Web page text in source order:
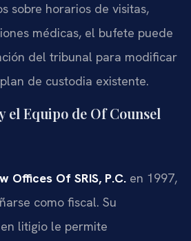
sobre horarios de visitas,
médicas, el bufete puede
del tribunal para modificar
de custodia existente.
el Equipo de Of Counsel
Offices Of SRIS, P.C. en 1997,
como fiscal. Su
litigio le permite